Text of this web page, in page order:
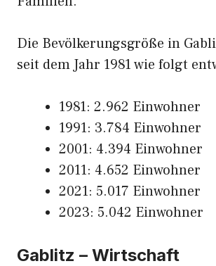
Die Bevölkerungsgröße in
seit dem Jahr 1981 wie folgt
1981: 2.962 Einwohner
1991: 3.784 Einwohner
2001: 4.394 Einwohner
2011: 4.652 Einwohner
2021: 5.017 Einwohner
2023: 5.042 Einwohner
Gablitz – Wirtschaft